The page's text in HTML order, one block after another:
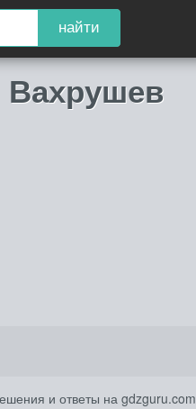
найти
Вахрушев
и ответы на gdzguru.com